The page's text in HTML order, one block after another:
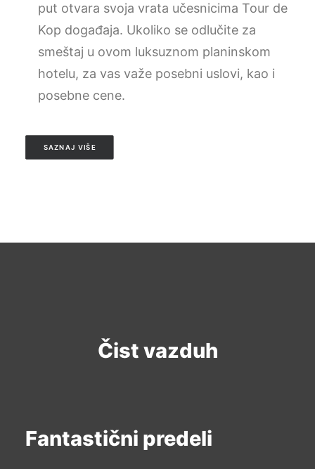
put otvara svoja vrata učesnicima Tour de
Kop događaja. Ukoliko se odlučite za
smeštaj u ovom luksuznom planinskom
hotelu, za vas važe posebni uslovi, kao i
posebne cene.
SAZNAJ VIŠE
Čist vazduh
Fantastični predeli